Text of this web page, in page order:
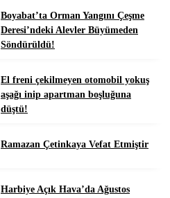
Boyabat’ta Orman Yangını Çeşme
Deresi’ndeki Alevler Büyümeden
Söndürüldü!
El freni çekilmeyen otomobil yokuş
aşağı inip apartman boşluğuna
düştü!
Ramazan Çetinkaya Vefat Etmiştir
Harbiye Açık Hava’da Ağustos